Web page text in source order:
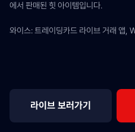
에서 판매된 힛 아이템입니다.
와이스: 트레이딩카드 라이브 거래 앱,
라이브 보러가기